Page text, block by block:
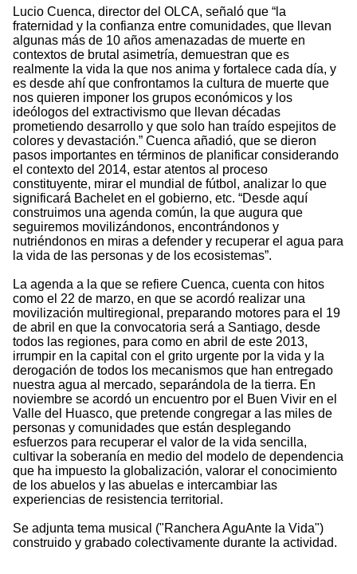
Lucio Cuenca, director del OLCA, señaló que “la
fraternidad y la confianza entre comunidades, que llevan
algunas más de 10 años amenazadas de muerte en
contextos de brutal asimetría, demuestran que es
realmente la vida la que nos anima y fortalece cada día, y
es desde ahí que confrontamos la cultura de muerte que
nos quieren imponer los grupos económicos y los
ideólogos del extractivismo que llevan décadas
prometiendo desarrollo y que solo han traído espejitos de
colores y devastación.” Cuenca añadió, que se dieron
pasos importantes en términos de planificar considerando
el contexto del 2014, estar atentos al proceso
constituyente, mirar el mundial de fútbol, analizar lo que
significará Bachelet en el gobierno, etc. “Desde aquí
construimos una agenda común, la que augura que
seguiremos movilizándonos, encontrándonos y
nutriéndonos en miras a defender y recuperar el agua para
la vida de las personas y de los ecosistemas”.
La agenda a la que se refiere Cuenca, cuenta con hitos
como el 22 de marzo, en que se acordó realizar una
movilización multiregional, preparando motores para el 19
de abril en que la convocatoria será a Santiago, desde
todos las regiones, para como en abril de este 2013,
irrumpir en la capital con el grito urgente por la vida y la
derogación de todos los mecanismos que han entregado
nuestra agua al mercado, separándola de la tierra. En
noviembre se acordó un encuentro por el Buen Vivir en el
Valle del Huasco, que pretende congregar a las miles de
personas y comunidades que están desplegando
esfuerzos para recuperar el valor de la vida sencilla,
cultivar la soberanía en medio del modelo de dependencia
que ha impuesto la globalización, valorar el conocimiento
de los abuelos y las abuelas e intercambiar las
experiencias de resistencia territorial.
Se adjunta tema musical ("Ranchera AguAnte la Vida")
construido y grabado colectivamente durante la actividad.